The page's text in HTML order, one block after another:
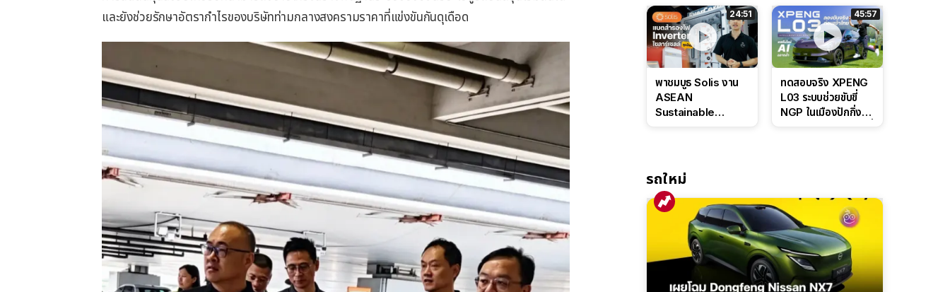
และยังช่วยรักษาอัตรากำไรของบริษัทท่ามกลางสงครามราคาที่แข่งขันกันดุเดือด
ล่างหนึบ ลุ้นราคา 7
แสนต้น
ดุดันสไตล์ครอบครัว
สายลุย
24:51
พาชมบูธ Solis งาน
ASEAN
Sustainable
IntelliHouse และ
EverCORE โซลูชัน
ESS ครบวงจร
45:57
ทดสอบจริง XPENG
L03 ระบบช่วยขับขี่
NGP ในเมืองปักกิ่ง
รถใหม่